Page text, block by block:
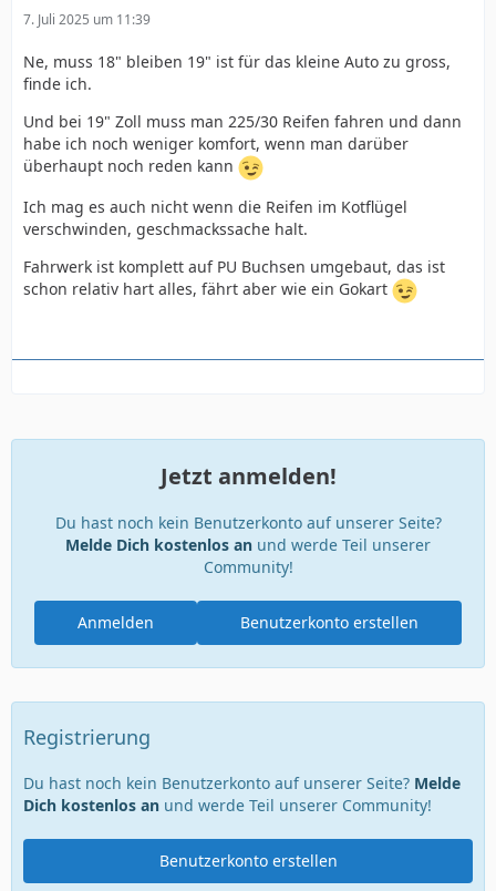
7. Juli 2025 um 11:39
Ne, muss 18" bleiben 19" ist für das kleine Auto zu gross,
finde ich.
Und bei 19" Zoll muss man 225/30 Reifen fahren und dann
habe ich noch weniger komfort, wenn man darüber
überhaupt noch reden kann
Ich mag es auch nicht wenn die Reifen im Kotflügel
verschwinden, geschmackssache halt.
Fahrwerk ist komplett auf PU Buchsen umgebaut, das ist
schon relativ hart alles, fährt aber wie ein Gokart
Jetzt anmelden!
Du hast noch kein Benutzerkonto auf unserer Seite?
Melde Dich kostenlos an und werde Teil unserer
Community!
Benutzerkonto erstellen
Anmelden
Registrierung
Du hast noch kein Benutzerkonto auf unserer Seite? Melde
Dich kostenlos an und werde Teil unserer Community!
Benutzerkonto erstellen